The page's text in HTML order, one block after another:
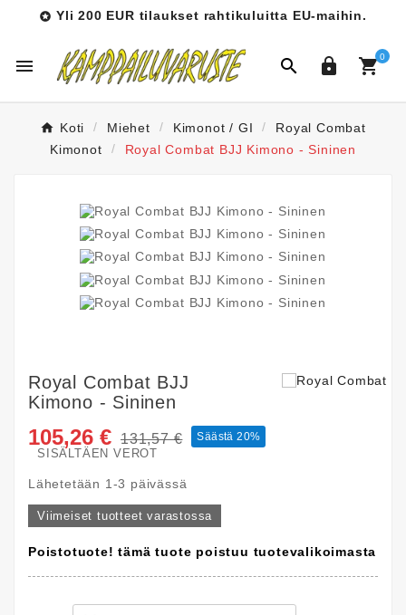
 Yli 200 EUR tilaukset rahtikuluitta EU-maihin.
   0
Koti Miehet Kimonot / GI
Royal Combat
Kimonot
Royal Combat BJJ Kimono - Sininen
Royal Combat BJJ
Kimono - Sininen
105,26 € 131,57 € Säästä 20%
SISÄLTÄEN VEROT
Lähetetään 1-3 päivässä
Viimeiset tuotteet varastossa
Poistotuote! tämä tuote poistuu tuotevalikoimasta